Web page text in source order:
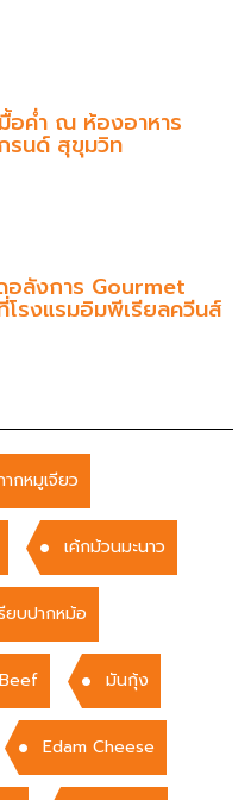
อค่ำ ณ ห้องอาหาร
รนด์ สุขุมวิท
ลังการ Gourmet
รงแรมอิมพีเรียลควีนส์
ากหมูเจียว
เค้กม้วนมะนาว
ยบปากหม้อ
มันกุ้ง
Edam Cheese